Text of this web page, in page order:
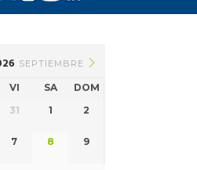
SEPTIEMBRE
VI SA
DOM
31 1 2
7 8 9